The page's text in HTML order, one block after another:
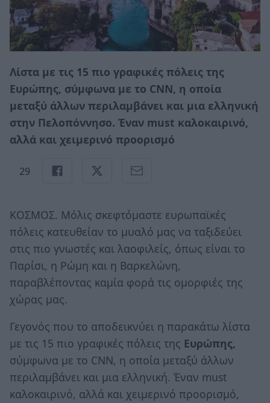
Λίστα με τις 15 πιο γραφικές πόλεις της
Ευρώπης, σύμφωνα με το CNN, η οποία
μεταξύ άλλων περιλαμβάνει και μια ελληνική
στην Πελοπόννησο. Έναν must καλοκαιρινό,
αλλά και χειμερινό προορισμό
29
ΚΟΣΜΟΣ. Mόλις σκεφτόμαστε ευρωπαϊκές
πόλεις κατευθείαν το μυαλό μας να ταξιδεύει
στις πιο γνωστές και λαοφιλείς, όπως είναι το
Παρίσι, η Ρώμη και η Βαρκελώνη,
παραβλέποντας καμία φορά τις ομορφιές της
χώρας μας.
Γεγονός που το αποδεικνύει η παρακάτω λίστα
με τις 15 πιο γραφικές πόλεις της Ευρώπης,
σύμφωνα με το CNN, η οποία μεταξύ άλλων
περιλαμβάνει και μια ελληνική. Έναν must
καλοκαιρινό, αλλά και χειμερινό προορισμό,